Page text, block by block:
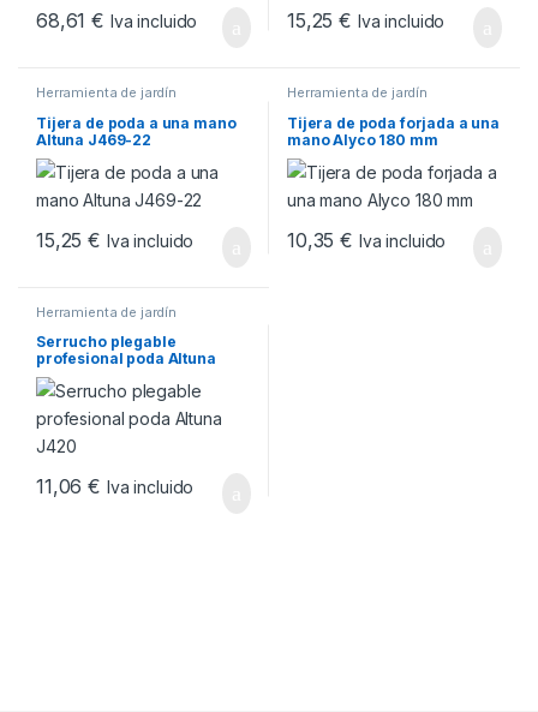
68,61€ Iva incluido 15,25€ Iva incluido
Herramienta de jardín
Tijera de poda a una mano
Altuna J469-22
15,25€ Iva incluido
Herramienta de jardín
Tijera de poda forjada a una
mano Alyco 180 mm
10,35€ Iva incluido
Herramienta de jardín
Serrucho plegable
profesional poda Altuna
J420
11,06€ Iva incluido